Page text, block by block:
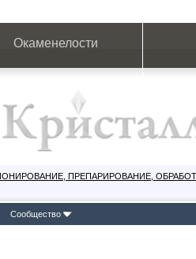
Окаменелости
ПРЕПАРИРОВАНИЕ,
Сообщество